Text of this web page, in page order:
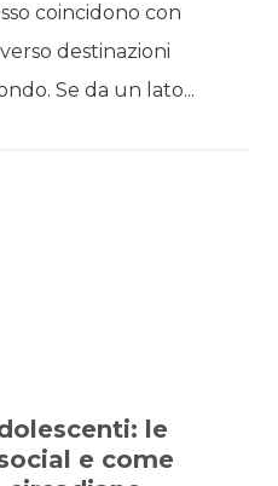
coincidono con
destinazioni
Se da un lato...
le
e come